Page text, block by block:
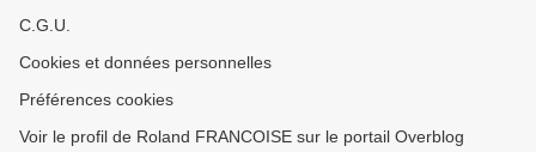
C.G.U.
Cookies et données personnelles
Préférences cookies
Voir le profil de Roland FRANCOISE sur le portail Overblog